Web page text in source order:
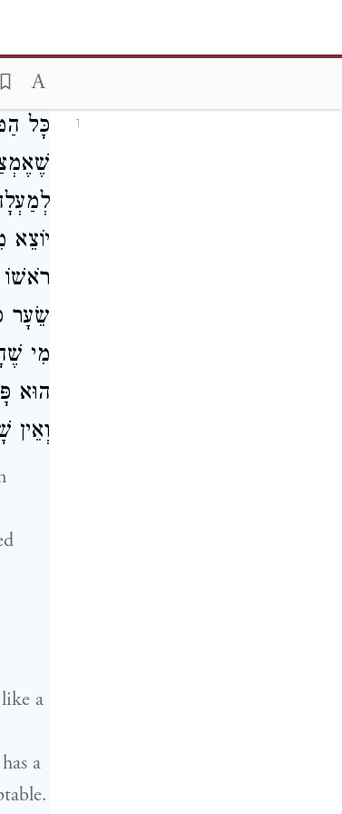
1
כָּל
שֵׂעָר
מִי
הוּא
a
a